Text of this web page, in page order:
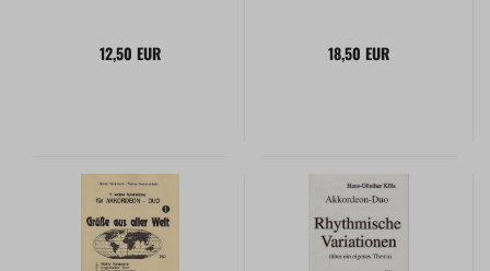
12,50 EUR 18,50 EUR